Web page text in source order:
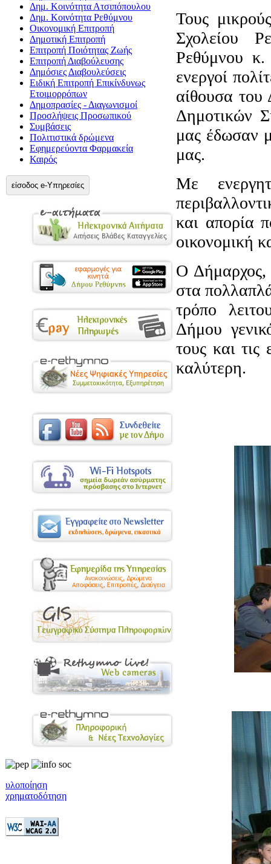
Δημ. Κοινότητα Ατσιπόπουλου
Δημ. Κοινότητα Ρεθύμνου
Οικονομική Επιτροπή
Δημοτική Επιτροπή
Επιτροπή Ποιότητας Ζωής
Επιτροπή Διαβούλευσης
Δημόσιες Διαβουλεύσεις
Ειδική Επιτροπή Επικίνδυνως
Ετοιμορρόπων
Δημοπρασίες - Διαγωνισμοί
Προσλήψεις Προσωπικού
Συμβάσεις
Πολιτιστικά δρώμενα
Εφημερεύοντα Φαρμακεία
Καιρός
είσοδος e-Υπηρεσίες
υλοποίηση
χρηματοδότηση
Τους
Σχολείου
Ρεθύμνου
ενεργοί
αίθουσα του
Δημοτικών
μας έδωσαν
μας.
Με
και απορία
οικονομική
Ο Δήμαρχος,
στα
τρόπο
Δήμου
τους και τις
καλύτερη.